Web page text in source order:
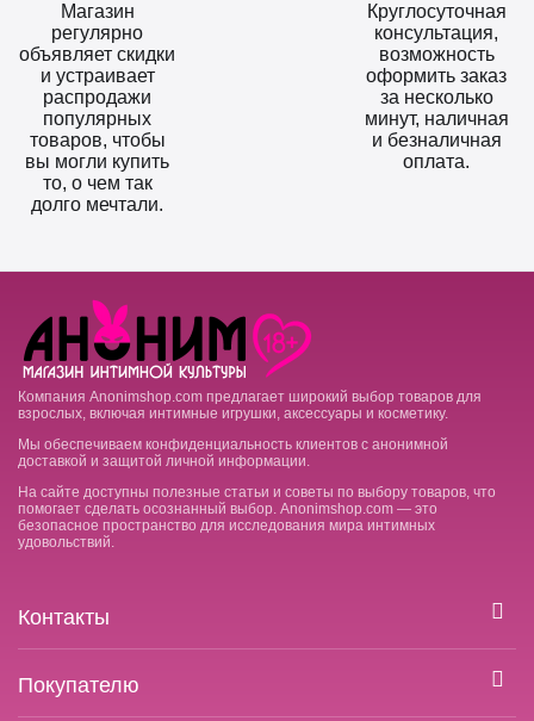
Магазин
регулярно
объявляет скидки
и устраивает
распродажи
популярных
товаров, чтобы
вы могли купить
то, о чем так
долго мечтали.
Круглосуточная
консультация,
возможность
оформить заказ
за несколько
минут, наличная
и безналичная
оплата.
Компания Anonimshop.com предлагает широкий выбор товаров для
взрослых, включая интимные игрушки, аксессуары и косметику.
Мы обеспечиваем конфиденциальность клиентов с анонимной
доставкой и защитой личной информации.
На сайте доступны полезные статьи и советы по выбору товаров, что
помогает сделать осознанный выбор. Anonimshop.com — это
безопасное пространство для исследования мира интимных
удовольствий.
Контакты
Покупателю